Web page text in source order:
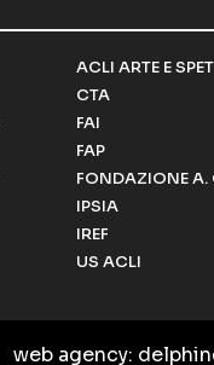
ACLI ARTE E
CTA
FAI
FAP
FONDAZIONE A.
IPSIA
IREF
US ACLI
web agency: